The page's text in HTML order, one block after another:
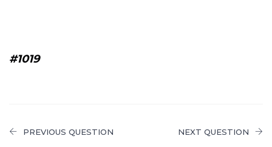
#1019
PREVIOUS QUESTION NEXT QUESTION